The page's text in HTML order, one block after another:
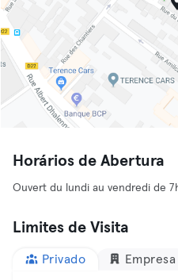
Horários de Abertura
Ouvert du lundi au vendredi de
Limites de Visita
Privado Empresa